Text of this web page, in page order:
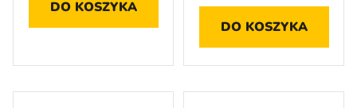
DO KOSZYKA
DO KOSZYKA